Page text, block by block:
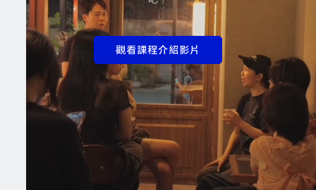
觀看課程介紹影片